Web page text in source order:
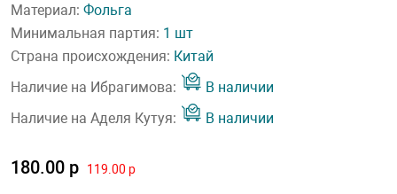
Материал: Фольга
Минимальная партия: 1 шт
Страна происхождения: Китай
Наличие на Ибрагимова:
В наличии
Наличие на Аделя Кутуя:
В наличии
180.00 р 119.00 р